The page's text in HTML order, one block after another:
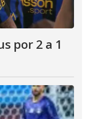
por 2 a 1